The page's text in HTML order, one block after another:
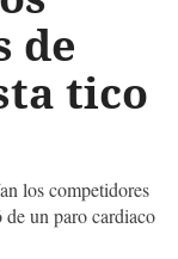
de
tico
los competidores
un paro cardiaco